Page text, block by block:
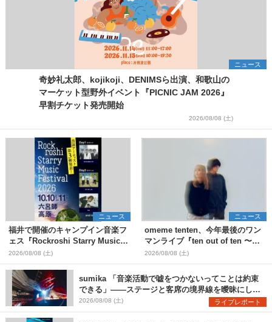
ニュース
奇妙礼太郎、kojikoji、DENIMSら出演、和歌山の
マーケット型野外イベント『PICNIC JAM 2026』
早割チケット発売開始
2026/08/08 (土)
ニュース
福井で開催のキャンプイン音楽フ
ェス『Rockroshi Starry Music
Festival 2026』第3弾出演者とし
てSCOOBIE DO、かりゆし58、
Reiを発表
2026/08/08 (土)
ニュース
omeme tenten、今年最後のワン
マンライブ『ten out of ten 〜
one man〜』を11月に開催決定
2026/08/08 (土)
sumika 「音楽活動で嘘をつかないってことは約束
できる」――ステージと客席の境界線を曖昧にし
た、ツアーファイナル武道館公演レポート
2026/08/08 (土) ライブレポート